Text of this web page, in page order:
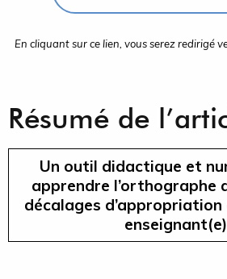
En cliquant sur ce lien, vous serez redirigé
Résumé de
Un outil didactique et
apprendre l’orthographe
décalages